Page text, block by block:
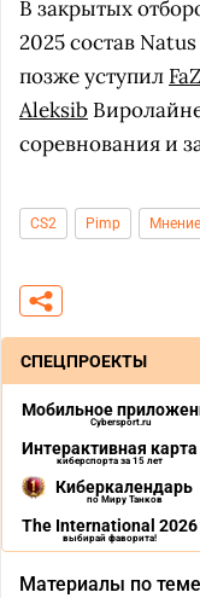
В закрытых
2025 состав
позже уступил
Aleksib
соревнования и
CS2 Pimp Мнение
СПЕЦПРОЕКТЫ
Мобильное
Cybersport.ru
Интерактивная карта
киберспорта за 15 лет
Киберкалендарь
по Миру Танков
The International 2026
выбирай фаворита!
Материалы по теме